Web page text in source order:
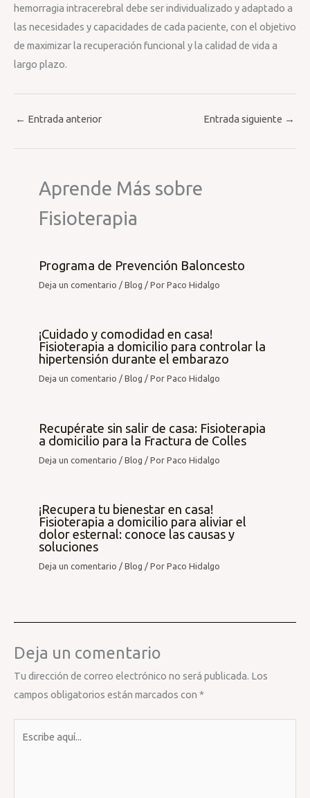
hemorragia intracerebral debe ser individualizado y adaptado a
las necesidades y capacidades de cada paciente, con el objetivo
de maximizar la recuperación funcional y la calidad de vida a
largo plazo.
← Entrada anterior Entrada siguiente →
Aprende Más sobre
Fisioterapia
Programa de Prevención Baloncesto
Deja un comentario /Blog / PorPaco Hidalgo
¡Cuidado y comodidad en casa!
Fisioterapia a domicilio para controlar la
hipertensión durante el embarazo
Deja un comentario /Blog / PorPaco Hidalgo
Recupérate sin salir de casa: Fisioterapia
a domicilio para la Fractura de Colles
Deja un comentario /Blog / PorPaco Hidalgo
¡Recupera tu bienestar en casa!
Fisioterapia a domicilio para aliviar el
dolor esternal: conoce las causas y
soluciones
Deja un comentario /Blog / PorPaco Hidalgo
Deja un comentario
Tu dirección de correo electrónico no será publicada. Los
campos obligatorios están marcados con *